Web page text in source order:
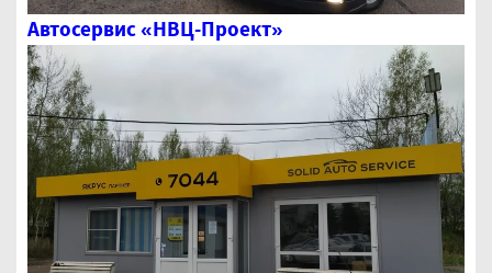
Автосервис «НВЦ-Проект»